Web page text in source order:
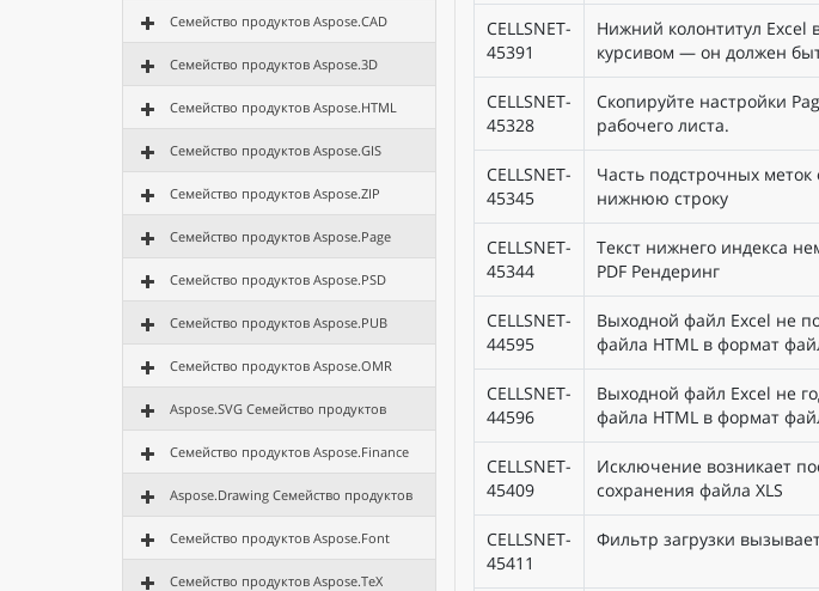
Семейство продуктов Aspose.CAD
Семейство продуктов Aspose.3D
Семейство продуктов Aspose.HTML
Семейство продуктов Aspose.GIS
Семейство продуктов Aspose.ZIP
Семейство продуктов Aspose.Page
Семейство продуктов Aspose.PSD
Семейство продуктов Aspose.PUB
Семейство продуктов Aspose.OMR
Aspose.SVG Семейство продуктов
Семейство продуктов Aspose.Finance
Aspose.Drawing Семейство продуктов
Семейство продуктов Aspose.Font
Семейство продуктов Aspose.TeX
CELLSNET-
45391
Нижний колонтитул Excel
курсивом — он должен
CELLSNET-
45328
Скопируйте настройки
рабочего листа.
CELLSNET-
45345
Часть подстрочных
нижнюю строку
CELLSNET-
45344
Текст нижнего индекса
PDF Рендеринг
CELLSNET-
44595
Выходной файл Excel не
файла HTML в формат
CELLSNET-
44596
Выходной файл Excel не
файла HTML в формат
CELLSNET-
45409
Исключение возникает
сохранения файла XLS
CELLSNET-
45411
Фильтр загрузки